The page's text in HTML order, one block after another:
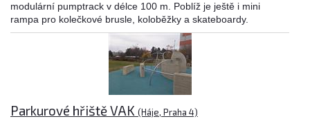
modulární pumptrack v délce 100 m. Poblíž je ještě i mini
rampa pro kolečkové brusle, koloběžky a skateboardy.
Parkurové hřiště VAK (Háje, Praha 4)